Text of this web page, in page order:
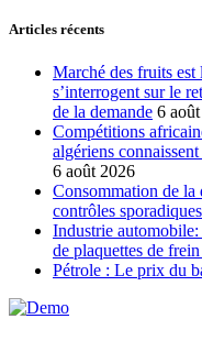
Articles récents
Marché des fruits est
s’interrogent sur le
de la demande 6
Compétitions
algériens
6 août 2026
Consommation de la
contrôles
Industrie
de plaquettes de
Pétrole : Le prix du